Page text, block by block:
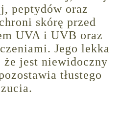
peptydów oraz
skórę przed
UVA i UVB oraz
Jego lekka
że jest niewidoczny
tłustego